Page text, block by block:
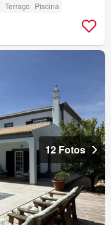
Terraço Piscina
12 Fotos